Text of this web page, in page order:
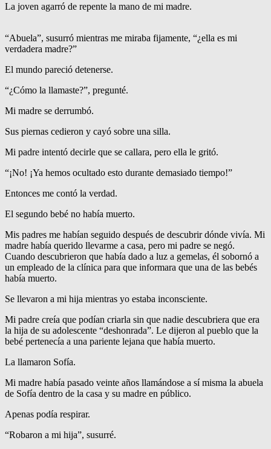
La joven agarró de repente la mano de mi madre.
“Abuela”, susurró mientras me miraba fijamente, “¿ella es mi
verdadera madre?”
El mundo pareció detenerse.
“¿Cómo la llamaste?”, pregunté.
Mi madre se derrumbó.
Sus piernas cedieron y cayó sobre una silla.
Mi padre intentó decirle que se callara, pero ella le gritó.
“¡No! ¡Ya hemos ocultado esto durante demasiado tiempo!”
Entonces me contó la verdad.
El segundo bebé no había muerto.
Mis padres me habían seguido después de descubrir dónde vivía. Mi
madre había querido llevarme a casa, pero mi padre se negó.
Cuando descubrieron que había dado a luz a gemelas, él sobornó a
un empleado de la clínica para que informara que una de las bebés
había muerto.
Se llevaron a mi hija mientras yo estaba inconsciente.
Mi padre creía que podían criarla sin que nadie descubriera que era
la hija de su adolescente “deshonrada”. Le dijeron al pueblo que la
bebé pertenecía a una pariente lejana que había muerto.
La llamaron Sofía.
Mi madre había pasado veinte años llamándose a sí misma la abuela
de Sofía dentro de la casa y su madre en público.
Apenas podía respirar.
“Robaron a mi hija”, susurré.